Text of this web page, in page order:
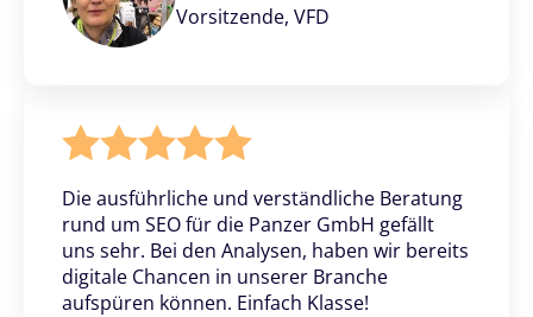
Vorsitzende, VFD
Die ausführliche und verständliche Beratung
rund um SEO für die Panzer GmbH gefällt
uns sehr. Bei den Analysen, haben wir bereits
digitale Chancen in unserer Branche
aufspüren können. Einfach Klasse!